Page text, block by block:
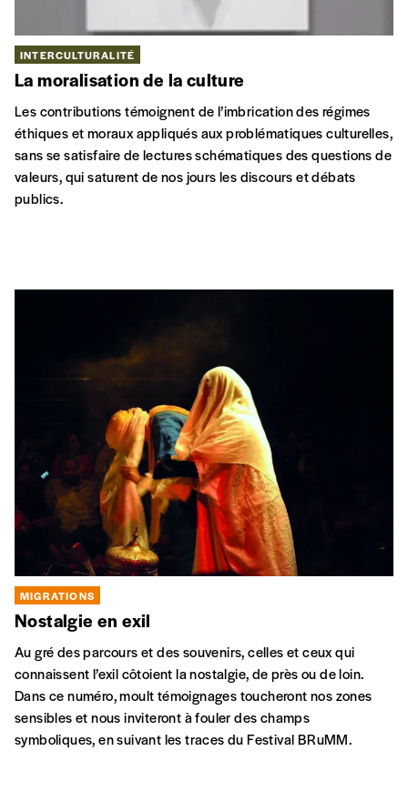
INTERCULTURALITÉ
La moralisation de la culture
Les contributions témoignent de l’imbrication des régimes
éthiques et moraux appliqués aux problématiques culturelles,
sans se satisfaire de lectures schématiques des questions de
valeurs, qui saturent de nos jours les discours et débats
publics.
MIGRATIONS
Nostalgie en exil
Au gré des parcours et des souvenirs, celles et ceux qui
connaissent l’exil côtoient la nostalgie, de près ou de loin.
Dans ce numéro, moult témoignages toucheront nos zones
sensibles et nous inviteront à fouler des champs
symboliques, en suivant les traces du Festival BRuMM.